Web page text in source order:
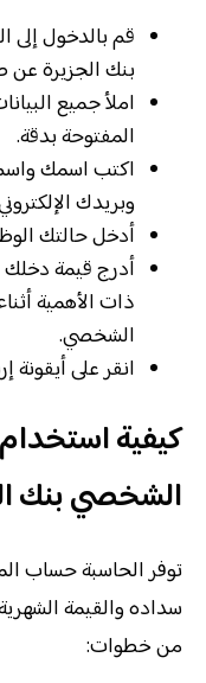
قم بالدخول إلى
بنك الجزيرة عن
املأ جميع
المفتوحة بدقة.
اكتب اسمك واسم
وبريدك
أدخل حالتك
أدرج قيمة
ذات الأهمية
الشخصي.
انقر على أيقونة
كيفية
الشخصي بنك
توفر الحاسبة حساب
سداده والقيمة
من خطوات: